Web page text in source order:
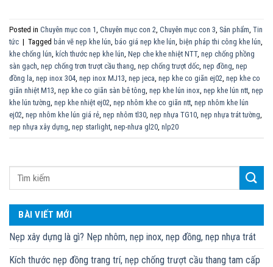
BÀI VIẾT MỚI
Nẹp xây dựng là gì? Nẹp nhôm, nẹp inox, nẹp đồng, nẹp nhựa trát
Kích thước nẹp đồng trang trí, nẹp chống trượt cầu thang tam cấp
Posted in Chuyên mục con 1 Chuyên mục con 2 Chuyên mục con 3 Sản phẩm Tin
tức | Tagged bản vẽ nẹp khe lún báo giá nẹp khe lún biện pháp thi công khe lún
khe chống lún kích thước nẹp khe lún Nẹp che khe nhiệt NTT, nẹp chống phồng
sàn gạch nẹp chống trơn trượt cầu thang nẹp chống trượt dốc nẹp đồng nẹp
đồng la nẹp inox 304 nẹp inox MJ13 nẹp jeca nẹp khe co giãn ej02 nẹp khe co
giãn nhiệt M13 nẹp khe co giãn sàn bê tông nẹp khe lún inox nẹp khe lún ntt nẹp
khe lún tường nẹp khe nhiệt ej02 nẹp nhôm khe co giãn ntt nẹp nhôm khe lún
ej02 nẹp nhôm khe lún giá rẻ nẹp nhôm tl30 nẹp nhựa TG10 nẹp nhựa trát tường
nẹp nhựa xây dựng nẹp starlight nep-nhưa gl20 nlp20